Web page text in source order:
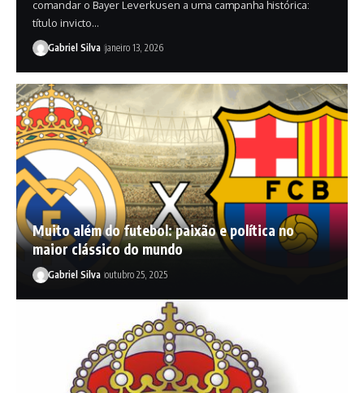
comandar o Bayer Leverkusen a uma campanha histórica:
título invicto…
Gabriel Silva janeiro 13, 2026
Muito além do futebol: paixão e política no
maior clássico do mundo
Gabriel Silva outubro 25, 2025